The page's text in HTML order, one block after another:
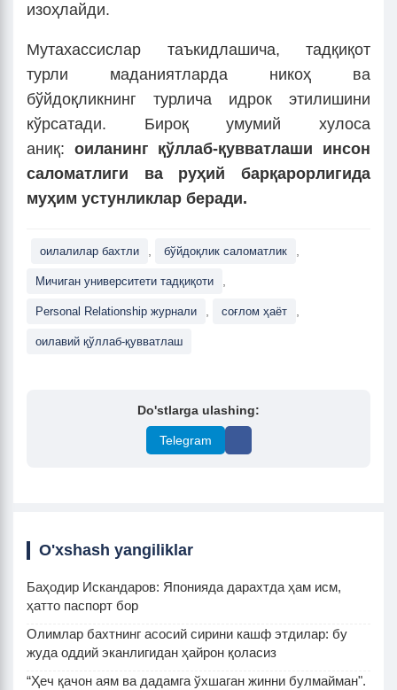
изоҳлайди.
Мутахассислар таъкидлашича, тадқиқот
турли маданиятларда никоҳ ва
бўйдоқликнинг турлича идрок этилишини
кўрсатади. Бироқ умумий хулоса
аниқ: оиланинг қўллаб-қувватлаши инсон
саломатлиги ва руҳий барқарорлигида
муҳим устунликлар беради.
оилалилар бахтли , бўйдоқлик саломатлик ,
Мичиган университети тадқиқоти ,
Personal Relationship журнали , соғлом ҳаёт ,
оилавий қўллаб-қувватлаш
Do'stlarga ulashing:
Telegram
O'xshash yangiliklar
Баҳодир Искандаров: Японияда дарахтда ҳам исм,
ҳатто паспорт бор
Олимлар бахтнинг асосий сирини кашф этдилар: бу
жуда оддий эканлигидан ҳайрон қоласиз
“Ҳеч қачон аям ва дадамга ўхшаган жинни булмайман".